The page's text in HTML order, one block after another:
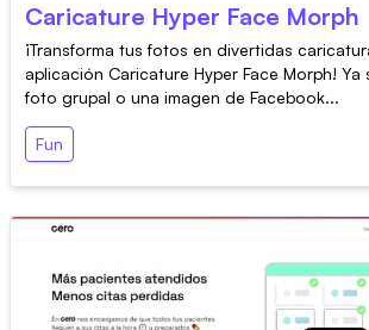
‎Caricature Hyper Face Morph
¡Transforma tus fotos en divertidas
aplicación Caricature Hyper Face Morph! Ya
foto grupal o una imagen de Facebook...
Fun